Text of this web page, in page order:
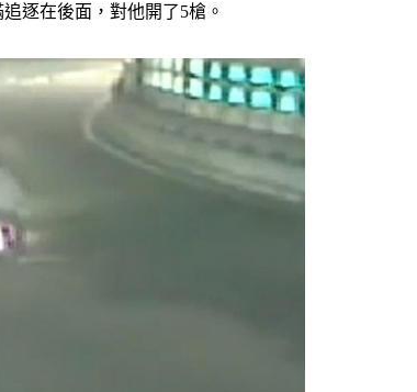
逐在後面，對他開了5槍。